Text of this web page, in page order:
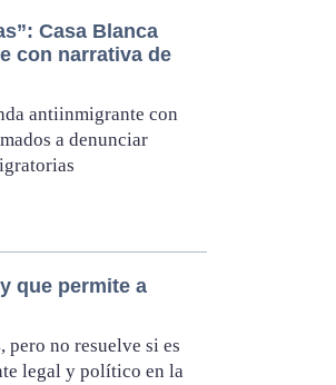
Casa Blanca
con narrativa de
antiinmigrante con
a denunciar
que permite a
pero no resuelve si es
legal y político en la